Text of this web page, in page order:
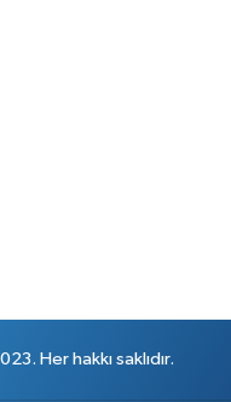
Her hakkı saklıdır.